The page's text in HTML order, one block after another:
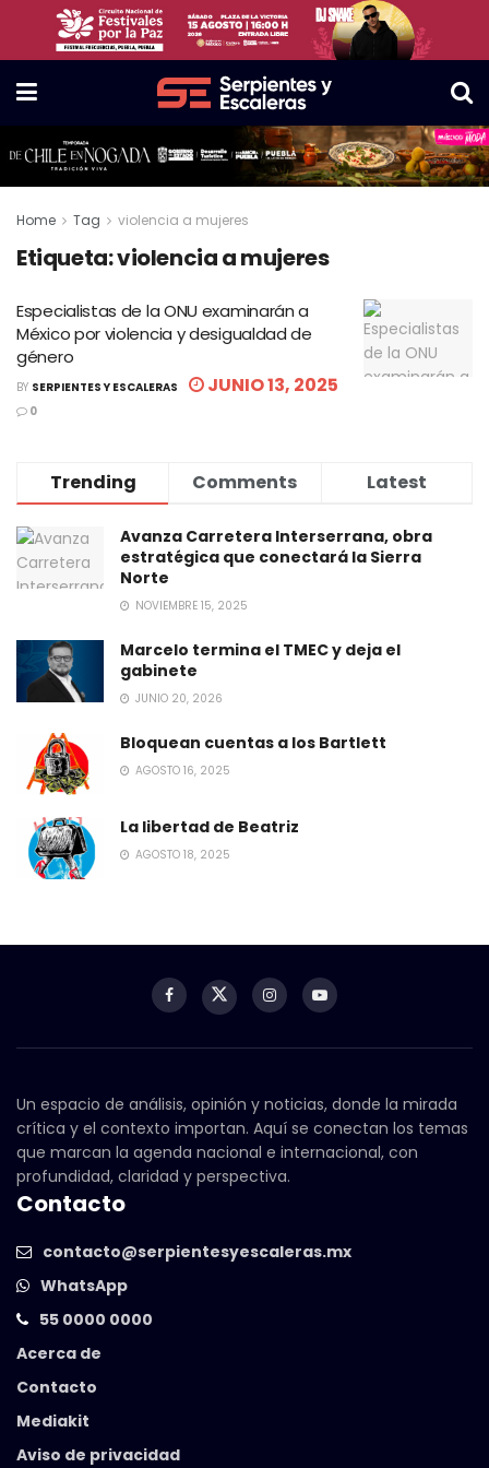
Home Tag violencia a mujeres
Etiqueta:violencia a mujeres
Especialistas de la ONU examinarán a
México por violencia y desigualdad de
género
BY SERPIENTES Y ESCALERAS JUNIO 13, 2025
0
Trending Comments Latest
Avanza Carretera Interserrana, obra
estratégica que conectará la Sierra
Norte
NOVIEMBRE 15, 2025
Marcelo termina el TMEC y deja el
gabinete
JUNIO 20, 2026
Bloquean cuentas a los Bartlett
AGOSTO 16, 2025
La libertad de Beatriz
AGOSTO 18, 2025
Un espacio de análisis, opinión y noticias, donde la mirada
crítica y el contexto importan. Aquí se conectan los temas
que marcan la agenda nacional e internacional, con
profundidad, claridad y perspectiva.
Contacto
contacto@serpientesyescaleras.mx
WhatsApp
55 0000 0000
Acerca de
Contacto
Mediakit
Aviso de privacidad